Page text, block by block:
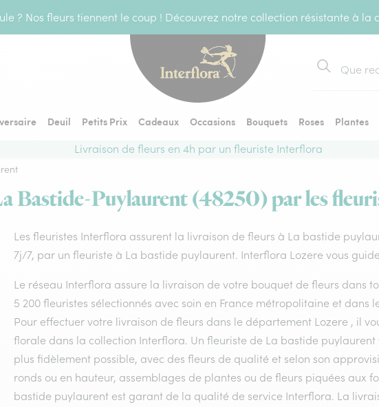
? Nos fleurs tiennent le coup ! Découvrez notre collection résistante à la
Rechercher
Deuil Petits Prix Cadeaux Occasions Bouquets Roses Plantes
Livraison de fleurs en 4h par un fleuriste Interflora
Bastide-Puylaurent (48250) par les
Les fleuristes Interflora assurent la livraison de fleurs à La bastide
7j/7, par un fleuriste à La bastide puylaurent. Interflora Lozere vous
Le réseau Interflora assure la livraison de votre bouquet de fleurs dans
5 200 fleuristes sélectionnés avec soin en France métropolitaine et dans
Pour effectuer votre livraison de fleurs dans le département Lozere , il
florale dans la collection Interflora. Un fleuriste de La bastide
plus fidèlement possible, avec des fleurs de qualité et selon son
ronds ou en hauteur, assemblages de plantes ou de fleurs piquées aux
bastide puylaurent est garant de la qualité de service Interflora. La